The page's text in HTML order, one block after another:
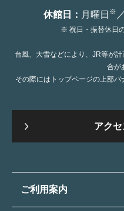
休館日： 月曜日 ※
※ 祝日・振替休日
台風、大雪などにより、JR等が
合が
その際にはトップページの上部
アク
ご利用案内